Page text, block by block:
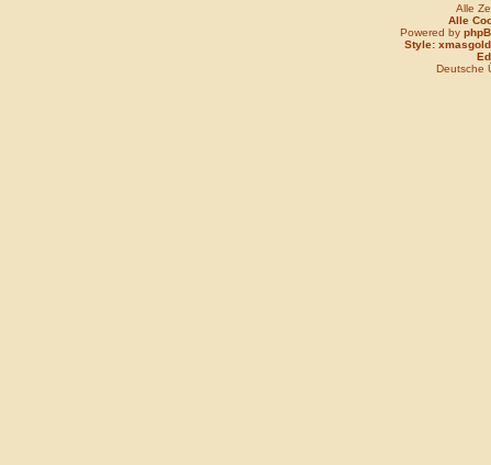
Alle
Alle
Powered by
Style: xmasgold
Deutsche